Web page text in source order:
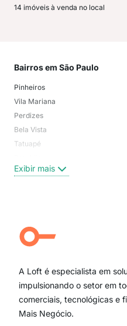
14 imóveis à venda no local
Bairros em São Paulo
Pinheiros
Vila Mariana
Perdizes
Bela Vista
Tatuapé
Centro
Campo Belo
Ipiranga
Paraíso
Itaim Bibi
Exibir mais
A Loft é especialista em
impulsionando o setor em
comerciais, tecnológicas e
Mais Negócio.